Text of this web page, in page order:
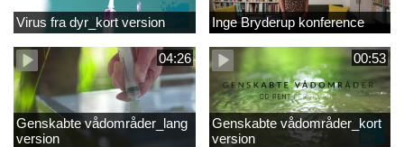
Virus fra dyr_kort version Inge Bryderup konference
04:26
Genskabte vådområder_lang
version
00:53
Genskabte vådområder_kort
version